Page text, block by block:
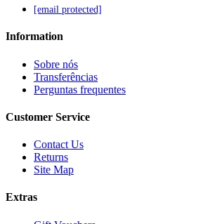
[email protected]
Information
Sobre nós
Transferências
Perguntas frequentes
Customer Service
Contact Us
Returns
Site Map
Extras